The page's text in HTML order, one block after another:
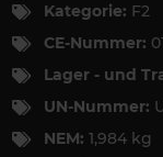
Kategorie: F2
CE-Nummer:
Lager - und
UN-Nummer:
NEM: 1,984 kg